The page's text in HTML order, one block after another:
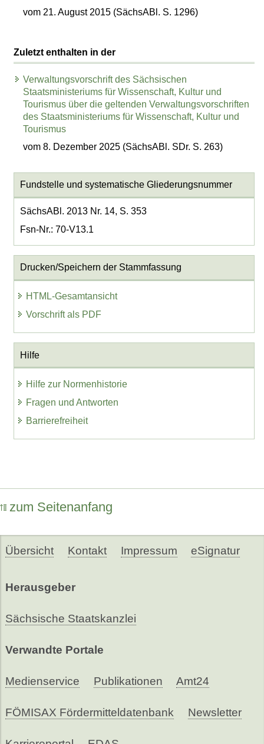
vom 21. August 2015 (SächsABl. S. 1296)
Zuletzt enthalten in der
Verwaltungsvorschrift des Sächsischen
Staatsministeriums für Wissenschaft, Kultur und
Tourismus über die geltenden Verwaltungsvorschriften
des Staatsministeriums für Wissenschaft, Kultur und
Tourismus
vom 8. Dezember 2025 (SächsABl. SDr. S. 263)
Fundstelle und systematische Gliederungsnummer
SächsABl. 2013 Nr. 14, S. 353
Fsn-Nr.: 70-V13.1
Drucken/Speichern der Stammfassung
HTML-Gesamtansicht
Vorschrift als PDF
Hilfe
Hilfe zur Normenhistorie
Fragen und Antworten
Barrierefreiheit
zum Seitenanfang
Übersicht Kontakt Impressum eSignatur
Herausgeber
Sächsische Staatskanzlei
Verwandte Portale
Medienservice Publikationen Amt24
FÖMISAX Fördermitteldatenbank Newsletter